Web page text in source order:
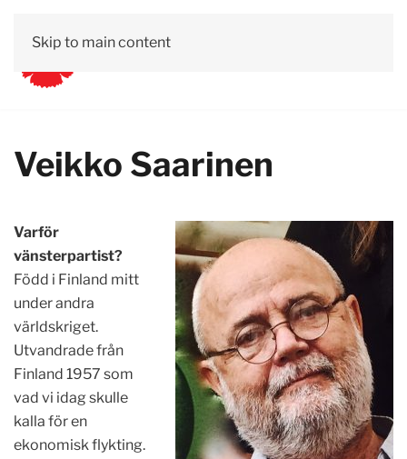
Skip to main content
Veikko Saarinen
Varför
vänsterpartist?
Född i Finland mitt
under andra
världskriget.
Utvandrade från
Finland 1957 som
vad vi idag skulle
kalla för en
ekonomisk flykting.